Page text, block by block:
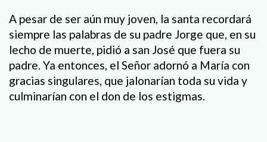
A pesar de ser aún muy joven, la santa recordará
siempre las palabras de su padre Jorge que, en su
lecho de muerte, pidió a san José que fuera su
padre. Ya entonces, el Señor adornó a María con
gracias singulares, que jalonarían toda su vida y
culminarían con el don de los estigmas.